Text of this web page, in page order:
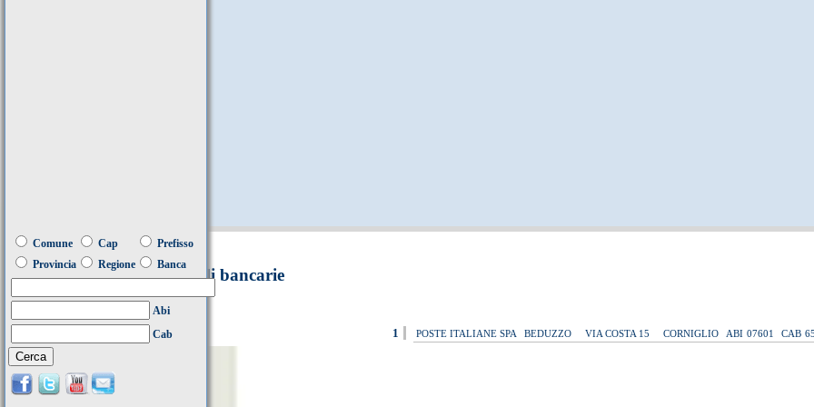
Comune Cap
Prefisso
Provincia
Regione Banca
Abi
Cab
Filiali bancarie
1 POSTE ITALIANE SPA BEDUZZO VIA COSTA 15 CORNIGLIO ABI 07601 CAB